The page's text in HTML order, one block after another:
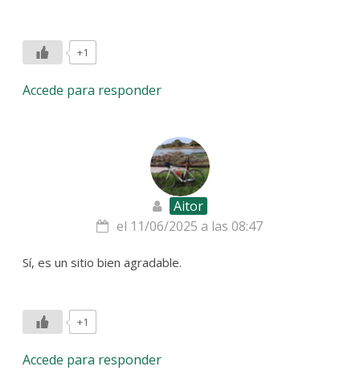
+1
Accede para responder
Aitor
el 11/06/2025 a las 08:47
Sí, es un sitio bien agradable.
+1
Accede para responder